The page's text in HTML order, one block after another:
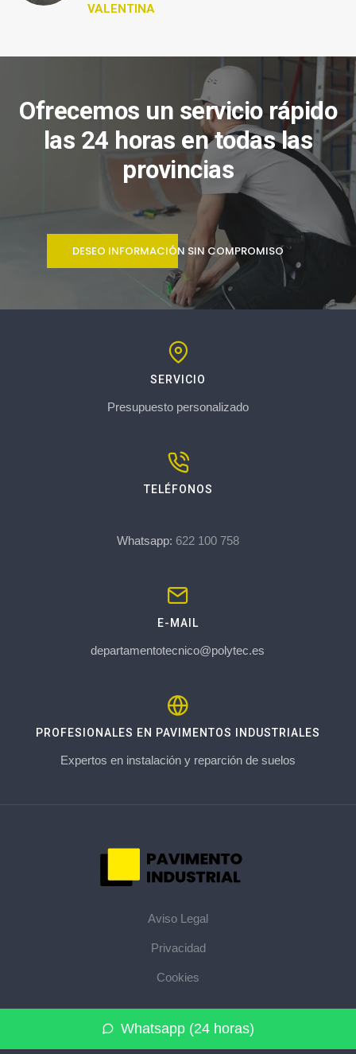
Whatsapp (24 horas)
VALENTINA
Ofrecemos un servicio rápido
las 24 horas en todas las
provincias
DESEO INFORMACIÓN SIN COMPROMISO
SERVICIO
Presupuesto personalizado
TELÉFONOS
Whatsapp: 622 100 758
E-MAIL
departamentotecnico@polytec.es
PROFESIONALES EN PAVIMENTOS INDUSTRIALES
Expertos en instalación y reparción de suelos
Aviso Legal
Privacidad
Cookies
© 2026 pavimentoindustrial.pro · La web de pavimentos
industriales de su provincia · Mapa del sitio